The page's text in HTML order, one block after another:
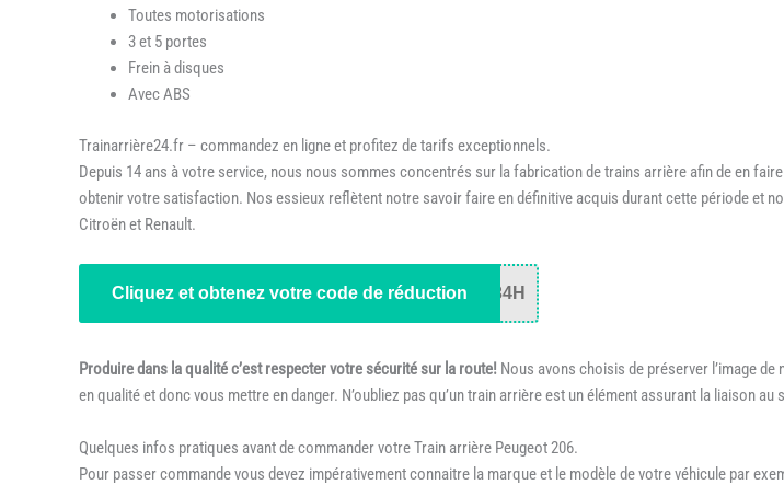
Toutes motorisations
3 et 5 portes
Frein à disques
Avec ABS
Trainarrière24.fr – commandez en ligne et profitez de tarifs exceptionnels.
Depuis 14 ans à votre service, nous nous sommes concentrés sur la fabrication de trains arrière afin de en
obtenir votre satisfaction. Nos essieux reflètent notre savoir faire en définitive acquis durant cette période et
Citroën et Renault.
Cliquez et obtenez votre code de réduction 34H
Produire dans la qualité c’est respecter votre sécurité sur la route! Nous avons choisis de préserver l’image
en qualité et donc vous mettre en danger. N’oubliez pas qu’un train arrière est un élément assurant la liaison
Quelques infos pratiques avant de commander votre Train arrière Peugeot 206.
Pour passer commande vous devez impérativement connaitre la marque et le modèle de votre véhicule par